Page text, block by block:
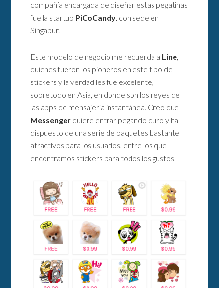
compañía encargada de diseñar estas pegatinas
fue la startup PiCoCandy, con sede en
Singapur.
Este modelo de negocio me recuerda a Line,
quienes fueron los pioneros en este tipo de
stickers y la verdad les fue excelente,
sobretodo en Asia, en donde son los reyes de
las apps de mensajería instantánea. Creo que
Messenger quiere entrar pegando duro y ha
dispuesto de una serie de paquetes bastante
atractivos para los usuarios, entre los que
encontramos stickers para todos los gustos.